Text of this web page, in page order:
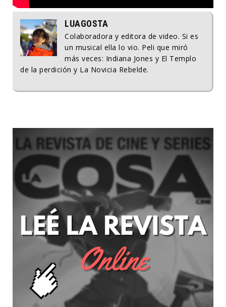
LUAGOSTA
Colaboradora y editora de video. Si es
un musical ella lo vio. Peli que miró
más veces: Indiana Jones y El Templo
de la perdición y La Novicia Rebelde.